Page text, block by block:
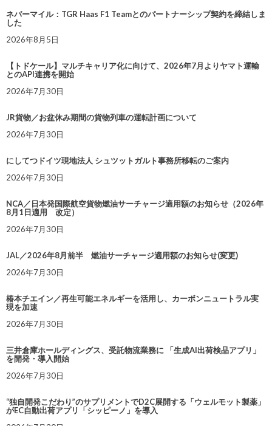
ネバーマイル：TGR Haas F1 Teamとのパートナーシップ契約を締結しま
した
2026年8月5日
【トドケール】マルチキャリア化に向けて、2026年7月よりヤマト運輸
とのAPI連携を開始
2026年7月30日
JR貨物／お盆休み期間の貨物列車の運転計画について
2026年7月30日
にしてつドイツ現地法人 シュツットガルト事務所移転のご案内
2026年7月30日
NCA／日本発国際航空貨物燃油サーチャージ適用額のお知らせ（2026年
8月1日適用 改定）
2026年7月30日
JAL／2026年8月前半 燃油サーチャージ適用額のお知らせ(変更)
2026年7月30日
椿本チエイン／再生可能エネルギーを活用し、カーボンニュートラル実
現を加速
2026年7月30日
三井倉庫ホールディングス、受託物流業務に 「生成AI出荷検品アプリ」
を開発・導入開始
2026年7月30日
“独自開発こだわり”のサプリメントでD2C展開する「ウェルモット製薬」
がEC自動出荷アプリ「シッピーノ」を導入